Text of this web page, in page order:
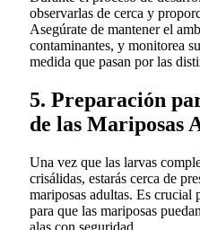
observarlas de cerca y
Asegúrate de mantener el
contaminantes, y monitorea
medida que pasan por las
5. Preparación
de las Mariposas
Una vez que las larvas
crisálidas, estarás cerca de
mariposas adultas. Es crucial
para que las mariposas
alas con seguridad.